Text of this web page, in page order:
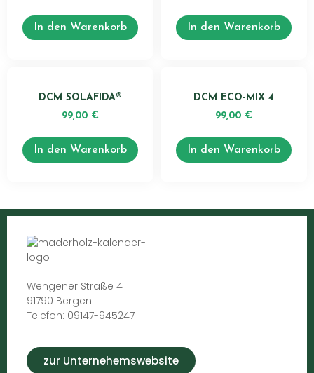
In den Warenkorb In den Warenkorb
DCM SOLAFIDA®
99,00 €
In den Warenkorb
DCM ECO-MIX 4
99,00 €
In den Warenkorb
Wengener Straße 4
91790 Bergen
Telefon: 09147-945247
zur Unternehemswebsite